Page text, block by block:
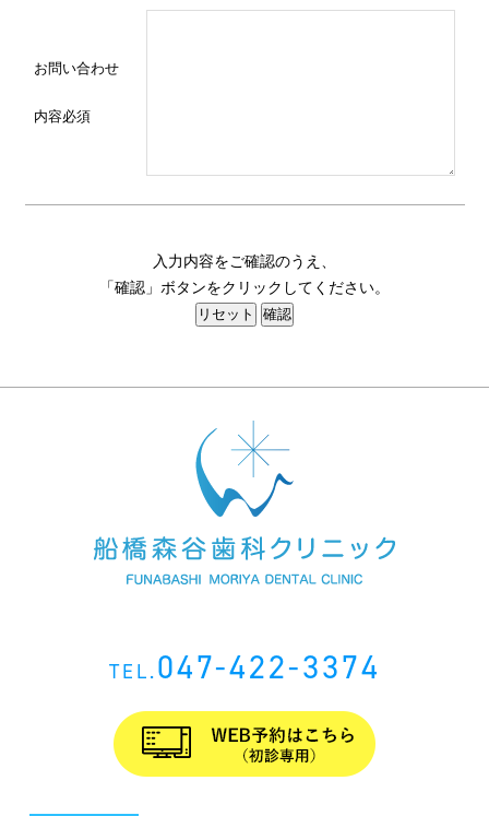
お問い合わせ
内容必須
入力内容をご確認のうえ、
「確認」ボタンをクリックしてください。
TEL.047-422-3374